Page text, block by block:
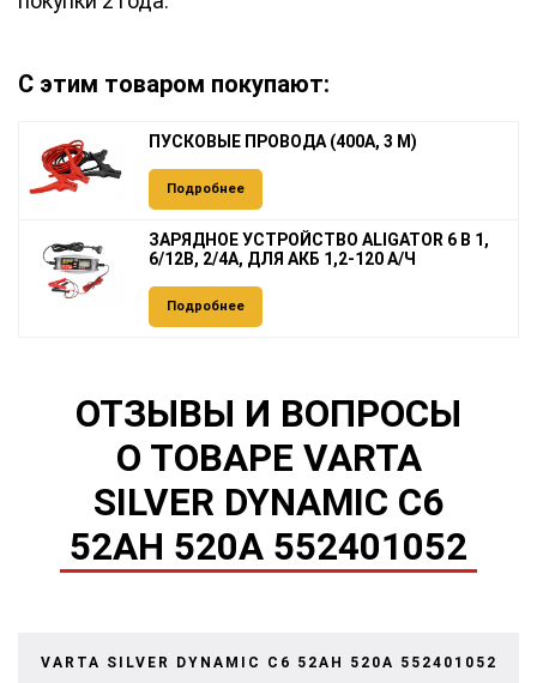
С этим товаром покупают:
ПУСКОВЫЕ ПРОВОДА (400А, 3 М)
Подробнее
ЗАРЯДНОЕ УСТРОЙСТВО ALIGATOR 6 В 1,
6/12В, 2/4А, ДЛЯ АКБ 1,2-120 А/Ч
Подробнее
ОТЗЫВЫ И ВОПРОСЫ
О ТОВАРЕ VARTA
SILVER DYNAMIC C6
52АH 520A 552401052
VARTA SILVER DYNAMIC C6 52АH 520A 552401052